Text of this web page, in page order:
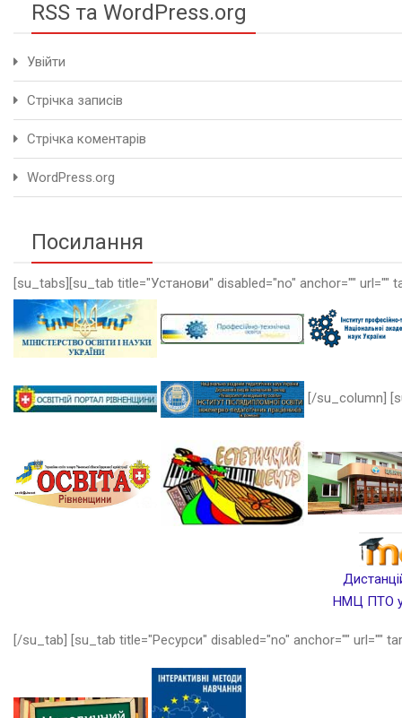
RSS та WordPress.org
Увійти
Стрічка записів
Стрічка коментарів
WordPress.org
Посилання
[su_tabs][su_tab title="Установи" disabled="no" anchor=""
[/su_column]
НМЦ ПТО у
[/su_tab] [su_tab title="Ресурси" disabled="no" anchor="" url=""